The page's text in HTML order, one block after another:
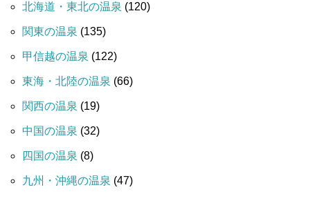
北海道・東北の温泉 (120)
関東の温泉 (135)
甲信越の温泉 (122)
東海・北陸の温泉 (66)
関西の温泉 (19)
中国の温泉 (32)
四国の温泉 (8)
九州・沖縄の温泉 (47)